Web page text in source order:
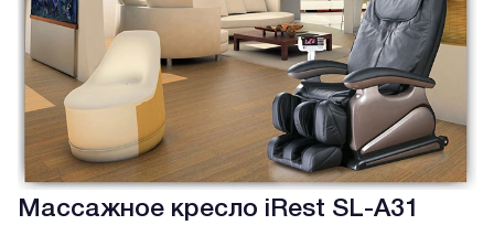
Массажное кресло iRest SL-A31